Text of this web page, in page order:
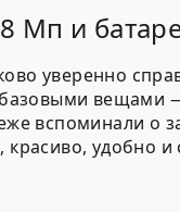
Мп и
уверенно
вещами
вспоминали о
удобно